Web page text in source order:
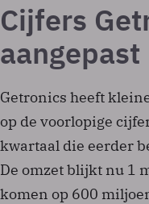
Cijfers
aangepast
Getronics heeft
op de voorlopige
kwartaal die eerder
De omzet blijkt nu 1
komen op 600